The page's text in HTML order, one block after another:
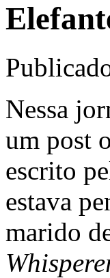
Nessa
um post
escrito
estava
marido